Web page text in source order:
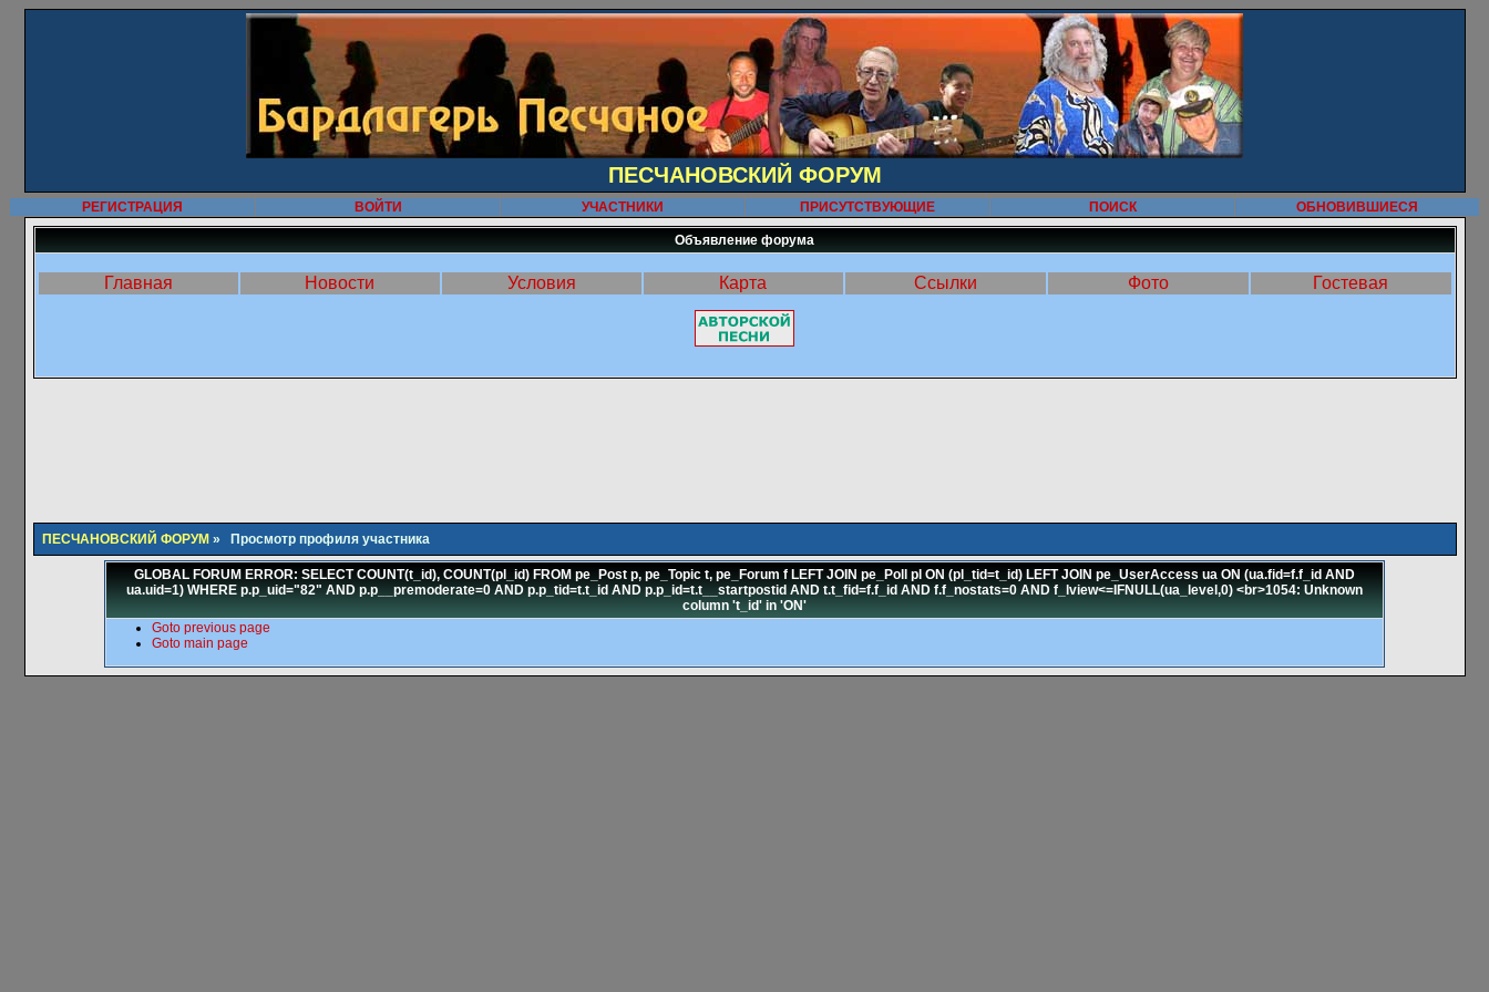
ПЕСЧАНОВСКИЙ ФОРУМ
РЕГИСТРАЦИЯ ВОЙТИ УЧАСТНИКИ ПРИСУТСТВУЮЩИЕ ПОИСК ОБНОВИВШИЕСЯ
Объявление форума
Главная Новости Условия Карта Ссылки Фото Гостевая
ПЕСЧАНОВСКИЙ ФОРУМ » Просмотр профиля участника
GLOBAL FORUM ERROR: SELECT COUNT(t_id), COUNT(pl_id) FROM pe_Post p, pe_Topic t, pe_Forum f LEFT JOIN pe_Poll pl ON (pl_tid=t_id) LEFT JOIN pe_UserAccess ua ON (ua.fid=f.f_id AND
ua.uid=1) WHERE p.p_uid="82" AND p.p__premoderate=0 AND p.p_tid=t.t_id AND p.p_id=t.t__startpostid AND t.t_fid=f.f_id AND f.f_nostats=0 AND f_lview<=IFNULL(ua_level,0) <br>1054: Unknown
column 't_id' in 'ON'
Goto previous page
Goto main page